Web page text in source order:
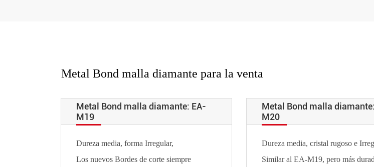
Metal Bond malla diamante para la venta
Metal Bond malla diamante: EA-
M19
Dureza media, forma Irregular,
Los nuevos Bordes de corte siempre
Metal Bond malla
M20
Dureza media, cristal rugoso e
Similar al EA-M19, pero más